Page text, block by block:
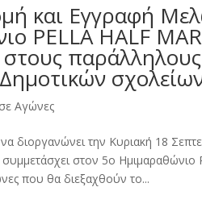
και Εγγραφή
PELLA HALF
στους
Αγώνες
διοργανώνει την Κυριακή 18
στον 5ο
που θα διεξαχθούν το...